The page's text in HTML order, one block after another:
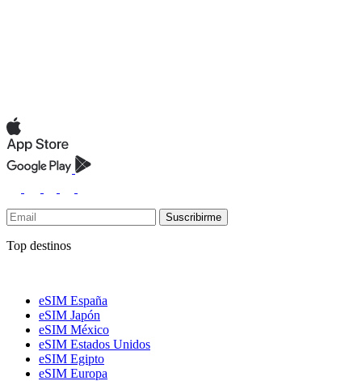
Suscribirme
Top destinos
eSIM España
eSIM Japón
eSIM México
eSIM Estados Unidos
eSIM Egipto
eSIM Europa